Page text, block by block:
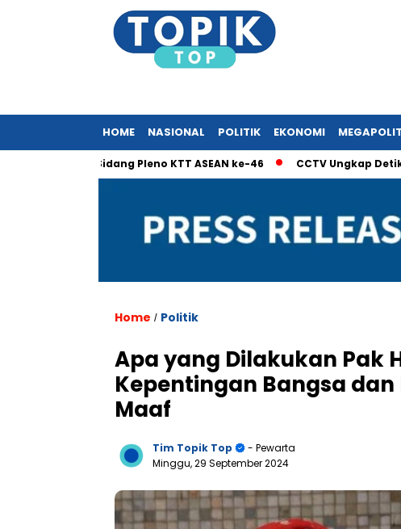
HOME NASIONAL POLITIK EKONOMI
Sidang Pleno KTT ASEAN ke-46 CCTV Ungkap Detik-Detik
Home / Politik
Apa yang Dilakukan Pak
Kepentingan Bangsa
Maaf
Tim Topik Top
- Pewarta
Minggu, 29 September 2024